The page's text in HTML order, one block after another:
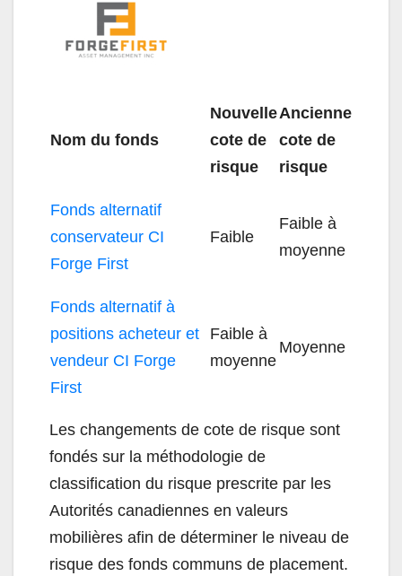
Nom du fonds
Nouvelle
cote de
risque
Ancienne
cote de
risque
Fonds alternatif
conservateur CI
Forge First
Faible
Faible à
moyenne
Fonds alternatif à
positions acheteur et
vendeur CI Forge
First
Faible à
moyenne
Moyenne
Les changements de cote de risque sont
fondés sur la méthodologie de
classification du risque prescrite par les
Autorités canadiennes en valeurs
mobilières afin de déterminer le niveau de
risque des fonds communs de placement.